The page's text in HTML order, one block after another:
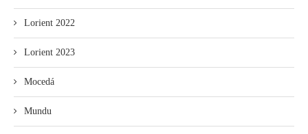
Lorient 2022
Lorient 2023
Mocedá
Mundu